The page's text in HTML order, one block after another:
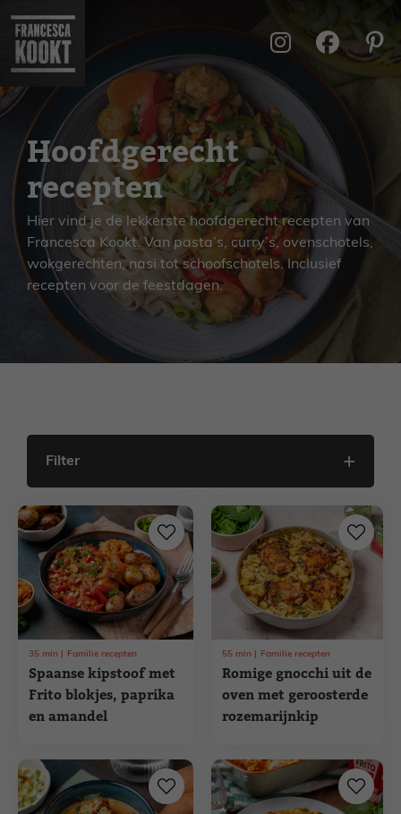
naar
inhoud
Hoofdgerecht
recepten
Hier vind je de lekkerste hoofdgerecht recepten van
Francesca Kookt. Van pasta’s, curry’s, ovenschotels,
wokgerechten, nasi tot schoofschotels. Inclusief
recepten voor de feestdagen.
Filter
Spaanse kipstoof met
Frito blokjes, paprika
en amandel
35 min Familie recepten
Romige gnocchi uit de
oven met geroosterde
rozemarijnkip
55 min Familie recepten